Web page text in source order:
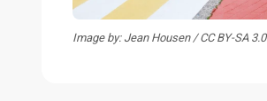
Image by: Jean Housen / CC BY-SA 3.0